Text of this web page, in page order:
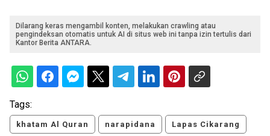
Dilarang keras mengambil konten, melakukan crawling atau
pengindeksan otomatis untuk AI di situs web ini tanpa izin tertulis dari
Kantor Berita ANTARA.
Tags:
khatam Al Quran narapidana Lapas Cikarang